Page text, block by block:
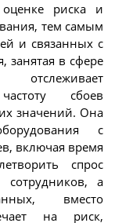
риска и
тем самым
и связанных с
занятая в сфере
отслеживает
сбоев
значений. Она
с
включая время
спрос
сотрудников, а
вместо
на риск,